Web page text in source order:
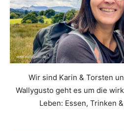
Wir sind Karin & Torsten
Wallygusto geht es um die
Leben: Essen, Trinken